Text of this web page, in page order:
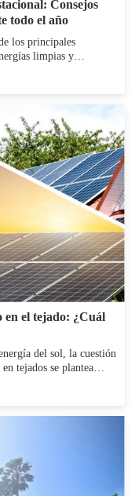
Consejos
todo el año
los principales
limpias y
como cualquier
más
en el tejado: ¿Cuál
del sol, la cuestión
tejados se plantea
para hogares,